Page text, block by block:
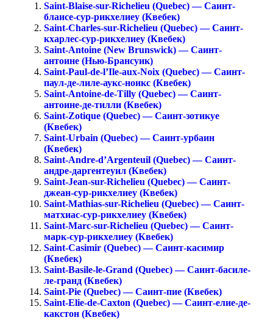
Saint-Blaise-sur-Richelieu (Quebec) — Саинт-
блаисе-сур-рикхелиеу (Квебек)
Saint-Charles-sur-Richelieu (Quebec) — Саинт-
кхарлес-сур-рикхелиеу (Квебек)
Saint-Antoine (New Brunswick) — Саинт-
антоине (Нью-Брансуик)
Saint-Paul-de-l’Ile-aux-Noix (Quebec) — Саинт-
паул-де-лиле-аукс-ноикс (Квебек)
Saint-Antoine-de-Tilly (Quebec) — Саинт-
антоине-де-тилли (Квебек)
Saint-Zotique (Quebec) — Саинт-зотикуе
(Квебек)
Saint-Urbain (Quebec) — Саинт-урбаин
(Квебек)
Saint-Andre-d’Argenteuil (Quebec) — Саинт-
андре-даргентеуил (Квебек)
Saint-Jean-sur-Richelieu (Quebec) — Саинт-
джеан-сур-рикхелиеу (Квебек)
Saint-Mathias-sur-Richelieu (Quebec) — Саинт-
матхиас-сур-рикхелиеу (Квебек)
Saint-Marc-sur-Richelieu (Quebec) — Саинт-
марк-сур-рикхелиеу (Квебек)
Saint-Casimir (Quebec) — Саинт-касимир
(Квебек)
Saint-Basile-le-Grand (Quebec) — Саинт-басиле-
ле-гранд (Квебек)
Saint-Pie (Quebec) — Саинт-пие (Квебек)
Saint-Elie-de-Caxton (Quebec) — Саинт-елие-де-
какстон (Квебек)